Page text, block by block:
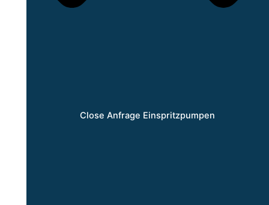
Close Anfrage Einspritzpumpen